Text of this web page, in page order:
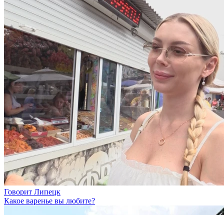
Говорит Липецк
Какое варенье вы любите?